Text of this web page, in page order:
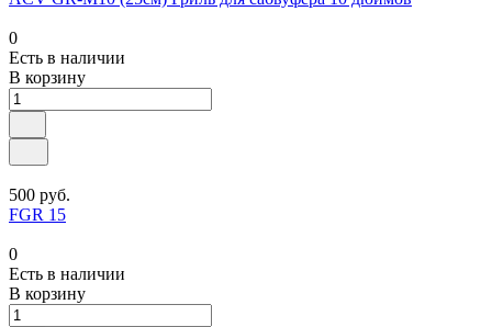
0
Есть в наличии
В корзину
500 руб.
FGR 15
0
Есть в наличии
В корзину